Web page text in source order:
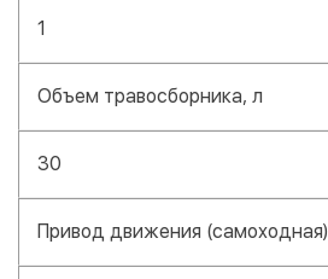
1
Объем травосборника, л
30
Привод движения (самоходная)